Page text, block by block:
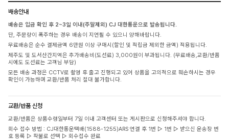
배송안내
배송은 입금 확인 후 2~3일 이내(주말제외) CJ 대한통운으로 발송됩니다.
단, 주문량이 폭주하는 경우 배송이 지연될 수 있으니 양해바랍니다.
무료배송은 순수 결제금액 6만원 이상 구매시(할인 및 적립금 제외한 금액) 적용됩니다.
제주도 및 도서산간지역은 추가배송비(도선료) 3,000원이 부과됩니다. (무료배송,교환/반품
시에도 도선료는 고객님 부담)
모든 배송 과정은 CCTV로 촬영 후 출고 진행되고 있어 상품을 고의적으로 훼손하시는 경우
확인이 가능하며 교환/반품 처리 절대 불가합니다.
교환/반품 신청
교환/반품은 상품수령일부터 7일 이내 고객센터 또는 게시판으로 신청해주셔야 합니다.
회수 접수 방법 : CJ대한통운택배(1588-1255)ARS 연결 후 1번 ▷ 1번 ▷ 받으신 운송장 번
호 등록 ▷ 착불로 선택 ▷ 회수접수 완료